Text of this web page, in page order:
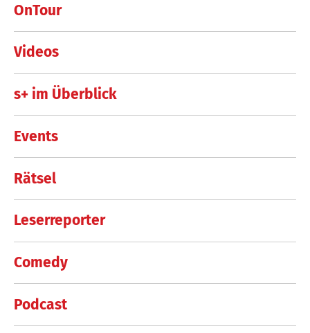
OnTour
Videos
s+ im Überblick
Events
Rätsel
Leserreporter
Comedy
Podcast